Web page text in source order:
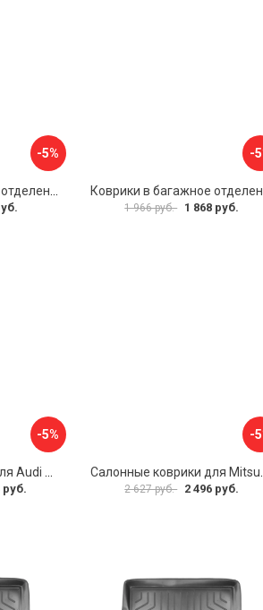
-5% -
1 966 руб. 1 868 руб.
-5%
Салонные коврики для Audi Q8 3D 2018 5 мест UNIDEC NPA11-C05-800
руб.
-
Салонные
2 627 руб. 2 496 руб.